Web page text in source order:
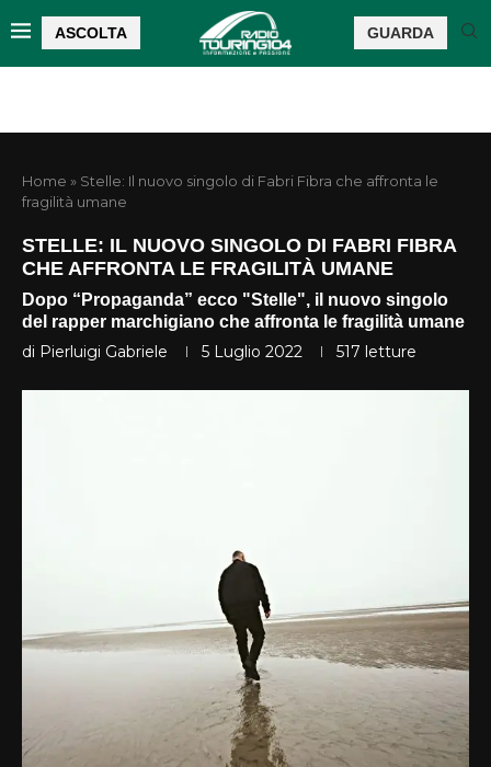
ASCOLTA GUARDA
Home » Stelle: Il nuovo singolo di Fabri Fibra che affronta le
fragilità umane
STELLE: IL NUOVO SINGOLO DI FABRI FIBRA
CHE AFFRONTA LE FRAGILITÀ UMANE
Dopo “Propaganda” ecco "Stelle", il nuovo singolo
del rapper marchigiano che affronta le fragilità umane
di Pierluigi Gabriele 5 Luglio 2022 517 letture